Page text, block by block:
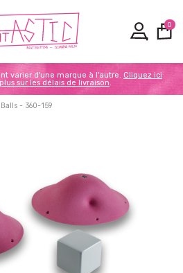
0
varier d'une marque à l'autre. Cliquez ici
sur les délais de livraison.
- 360-159